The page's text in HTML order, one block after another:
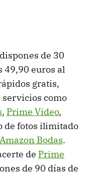
de 30
49,90 euros al
gratis,
como
, Prime Video,
de fotos ilimitado
Amazon Bodas.
de Prime
de 90 días de